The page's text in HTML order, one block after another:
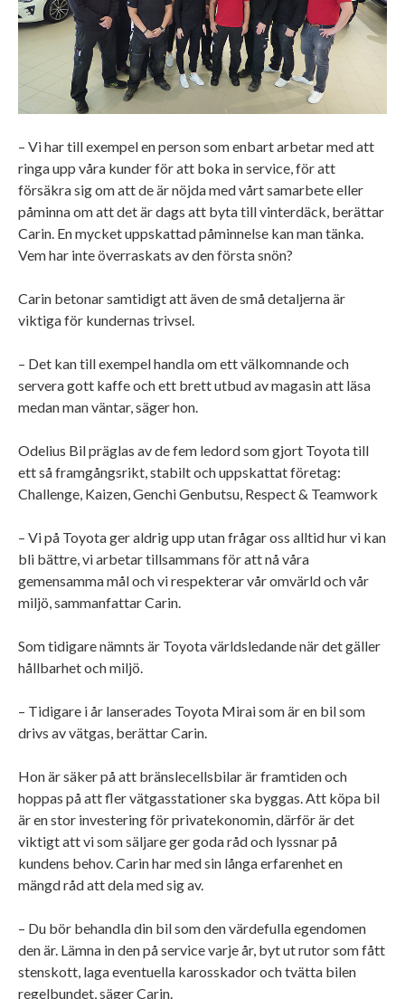
– Vi har till exempel en person som enbart arbetar med att
ringa upp våra kunder för att boka in service, för att
försäkra sig om att de är nöjda med vårt samarbete eller
påminna om att det är dags att byta till vinterdäck, berättar
Carin. En mycket uppskattad påminnelse kan man tänka.
Vem har inte överraskats av den första snön?
Carin betonar samtidigt att även de små detaljerna är
viktiga för kundernas trivsel.
– Det kan till exempel handla om ett välkomnande och
servera gott kaffe och ett brett utbud av magasin att läsa
medan man väntar, säger hon.
Odelius Bil präglas av de fem ledord som gjort Toyota till
ett så framgångsrikt, stabilt och uppskattat företag:
Challenge, Kaizen, Genchi Genbutsu, Respect & Teamwork
– Vi på Toyota ger aldrig upp utan frågar oss alltid hur vi kan
bli bättre, vi arbetar tillsammans för att nå våra
gemensamma mål och vi respekterar vår omvärld och vår
miljö, sammanfattar Carin.
Som tidigare nämnts är Toyota världsledande när det gäller
hållbarhet och miljö.
– Tidigare i år lanserades Toyota Mirai som är en bil som
drivs av vätgas, berättar Carin.
Hon är säker på att bränslecellsbilar är framtiden och
hoppas på att fler vätgasstationer ska byggas. Att köpa bil
är en stor investering för privatekonomin, därför är det
viktigt att vi som säljare ger goda råd och lyssnar på
kundens behov. Carin har med sin långa erfarenhet en
mängd råd att dela med sig av.
– Du bör behandla din bil som den värdefulla egendomen
den är. Lämna in den på service varje år, byt ut rutor som fått
stenskott, laga eventuella karosskador och tvätta bilen
regelbundet, säger Carin.